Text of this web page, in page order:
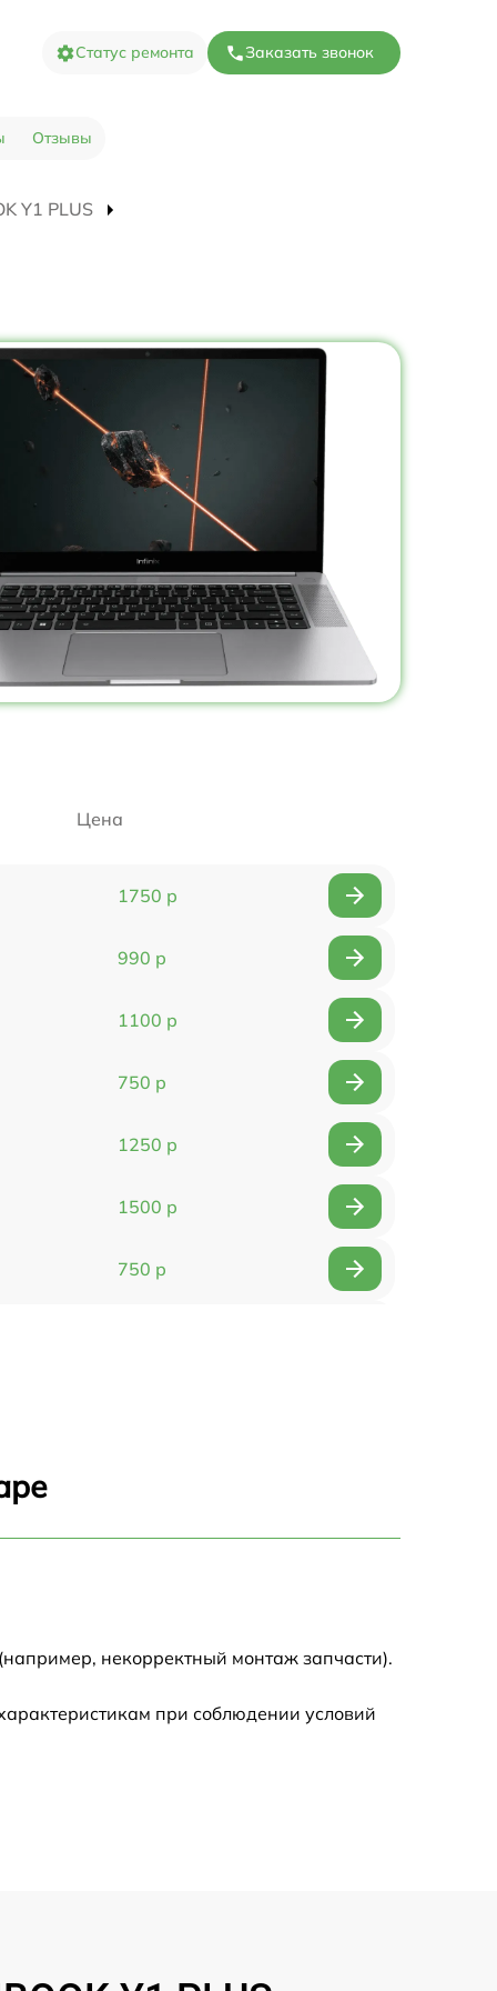
Статус ремонта Заказать звонок
Отзывы
Y1 PLUS
Цена
1750 р
990 р
1100 р
750 р
1250 р
1500 р
750 р
1400 р
некорректный монтаж запчасти).
при соблюдении условий